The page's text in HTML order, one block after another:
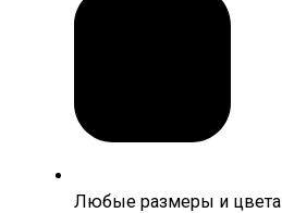
Любые размеры и цвета